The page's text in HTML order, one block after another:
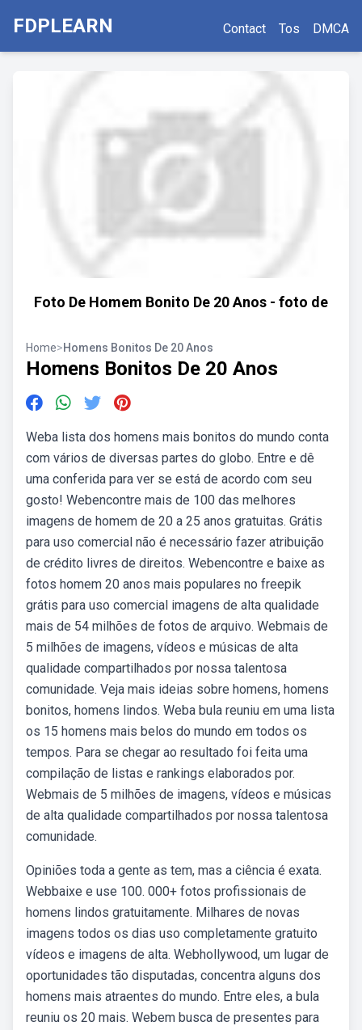
FDPLEARN Contact Tos DMCA
Foto De Homem Bonito De 20 Anos - foto de
Home>Homens Bonitos De 20 Anos
Homens Bonitos De 20 Anos
Weba lista dos homens mais bonitos do mundo conta
com vários de diversas partes do globo. Entre e dê
uma conferida para ver se está de acordo com seu
gosto! Webencontre mais de 100 das melhores
imagens de homem de 20 a 25 anos gratuitas. Grátis
para uso comercial não é necessário fazer atribuição
de crédito livres de direitos. Webencontre e baixe as
fotos homem 20 anos mais populares no freepik
grátis para uso comercial imagens de alta qualidade
mais de 54 milhões de fotos de arquivo. Webmais de
5 milhões de imagens, vídeos e músicas de alta
qualidade compartilhados por nossa talentosa
comunidade. Veja mais ideias sobre homens, homens
bonitos, homens lindos. Weba bula reuniu em uma lista
os 15 homens mais belos do mundo em todos os
tempos. Para se chegar ao resultado foi feita uma
compilação de listas e rankings elaborados por.
Webmais de 5 milhões de imagens, vídeos e músicas
de alta qualidade compartilhados por nossa talentosa
comunidade.
Opiniões toda a gente as tem, mas a ciência é exata.
Webbaixe e use 100. 000+ fotos profissionais de
homens lindos gratuitamente. Milhares de novas
imagens todos os dias uso completamente gratuito
vídeos e imagens de alta. Webhollywood, um lugar de
oportunidades tão disputadas, concentra alguns dos
homens mais atraentes do mundo. Entre eles, a bula
reuniu os 20 mais. Webem busca de presentes para